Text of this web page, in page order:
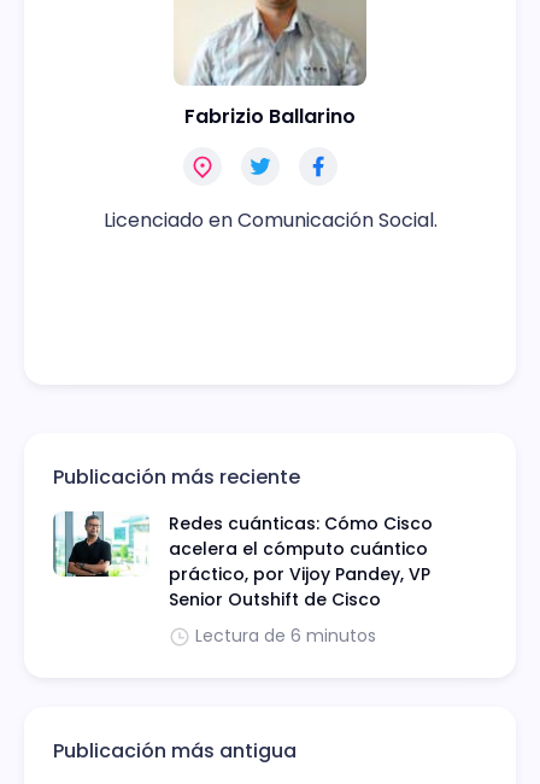
Fabrizio Ballarino
Licenciado en Comunicación Social.
Publicación más reciente
Redes cuánticas: Cómo Cisco
acelera el cómputo cuántico
práctico, por Vijoy Pandey, VP
Senior Outshift de Cisco
Lectura de 6 minutos
Publicación más antigua